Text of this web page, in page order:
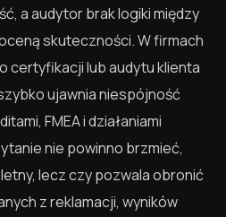
a audytor brak logiki między
skuteczności. W firmach
certyfikacji lub audytu klienta
ujawnia niespójność
FMEA i działaniami
nie powinno brzmieć,
lecz czy pozwala obronić
z reklamacji, wyników